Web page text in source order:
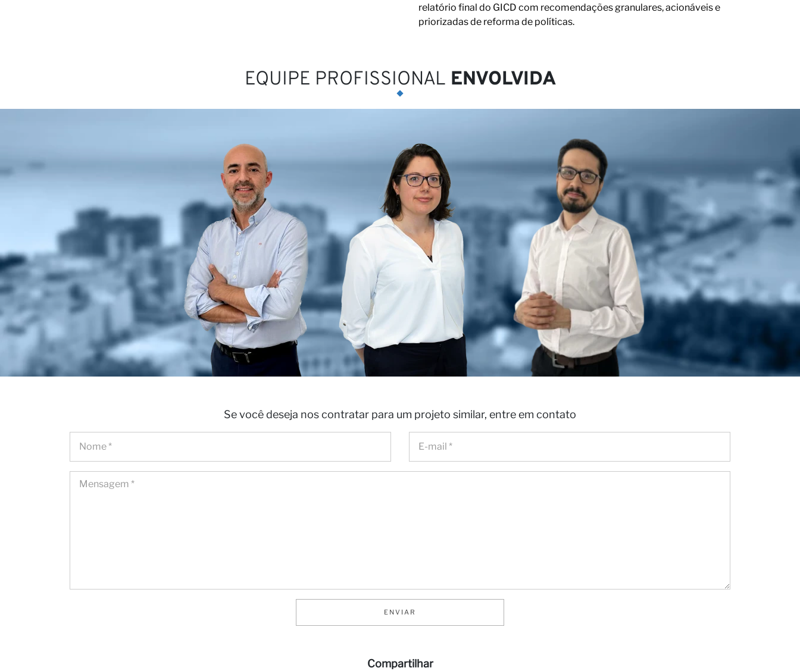
Notícias
relatório final do GICD com recomendações granulares, acionáveis e
priorizadas de reforma de políticas.
EQUIPE PROFISSIONAL ENVOLVIDA
Se você deseja nos contratar para um projeto similar, entre em contato
ENVIAR
Compartilhar